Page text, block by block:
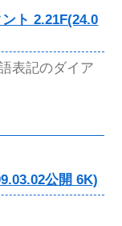
ト 2.21F(24.0
表記のダイア
公開 6K)